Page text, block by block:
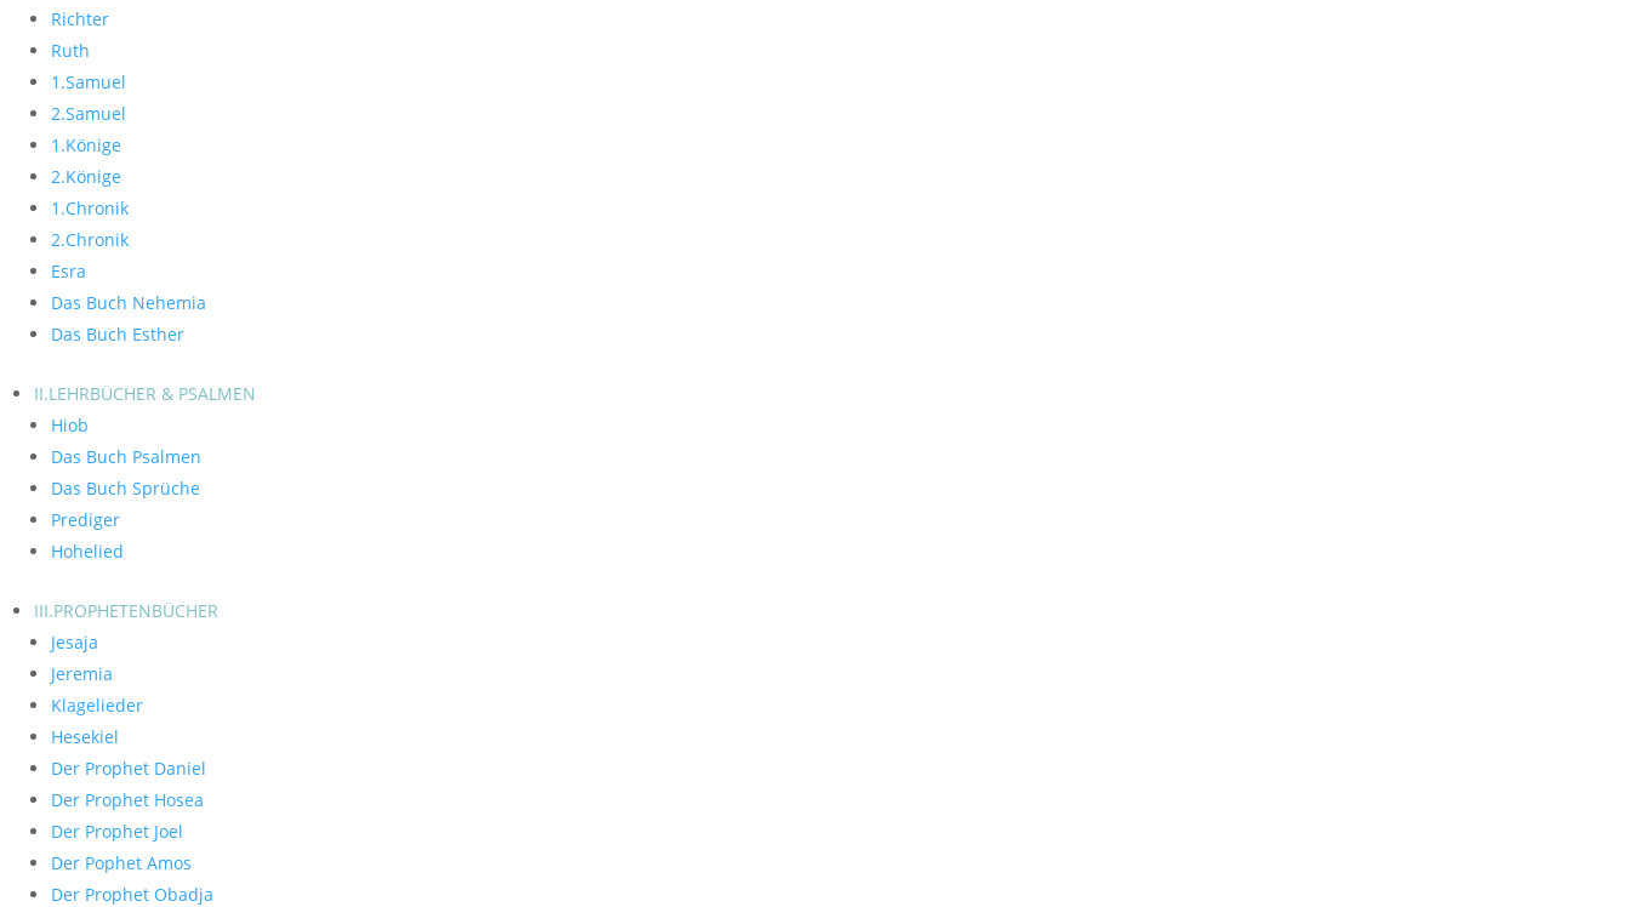
Richter
Ruth
1.Samuel
2.Samuel
1.Könige
2.Könige
1.Chronik
2.Chronik
Esra
Das Buch Nehemia
Das Buch Esther
II.LEHRBÜCHER & PSALMEN
Hiob
Das Buch Psalmen
Das Buch Sprüche
Prediger
Hohelied
III.PROPHETENBÜCHER
Jesaja
Jeremia
Klagelieder
Hesekiel
Der Prophet Daniel
Der Prophet Hosea
Der Prophet Joel
Der Pophet Amos
Der Prophet Obadja